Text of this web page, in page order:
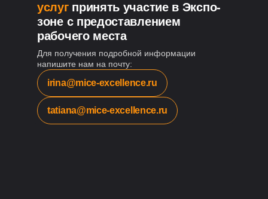
услугпринять участие в Экспо-
зоне с предоставлением
рабочего места
Для получения подробной информации
напишите нам на почту:
irina@mice-excellence.ru
tatiana@mice-excellence.ru